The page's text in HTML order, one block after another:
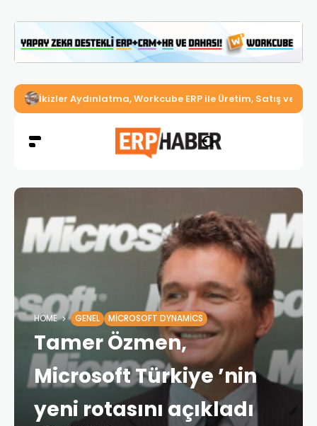
İkizler Aydınlatma, Workcube ERP ile Üretim, Satış ve
HOME GENEL MICROSOFT DYNAMICS
Tamer Özmen,
Microsoft Türkiye ’nin
yeni rotasını açıkladı